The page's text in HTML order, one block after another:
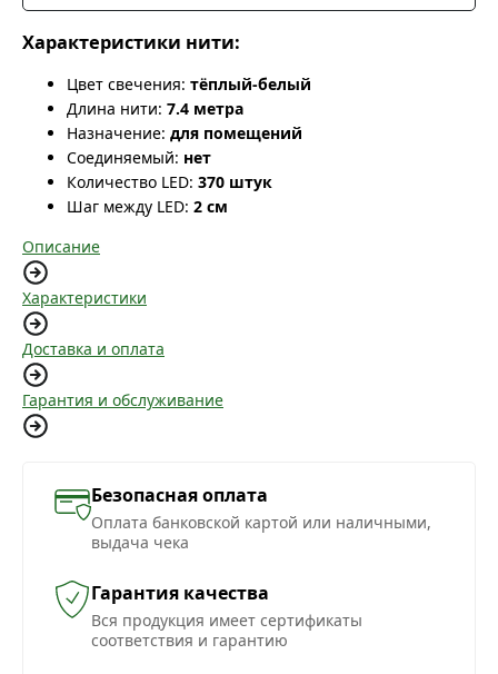
Характеристики нити:
Цвет свечения: тёплый-белый
Длина нити: 7.4 метра
Назначение: для помещений
Соединяемый: нет
Количество LED: 370 штук
Шаг между LED: 2 см
Описание
Характеристики
Доставка и оплата
Гарантия и обслуживание
Безопасная оплата
Оплата банковской картой или наличными,
выдача чека
Гарантия качества
Вся продукция имеет сертификаты
соответствия и гарантию